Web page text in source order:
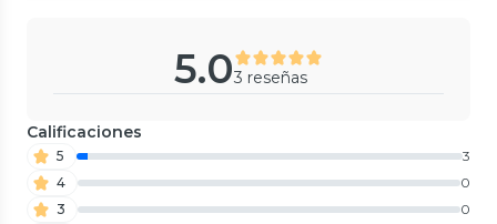
5.03 reseñas
Calificaciones
5
3
4
0
3
0